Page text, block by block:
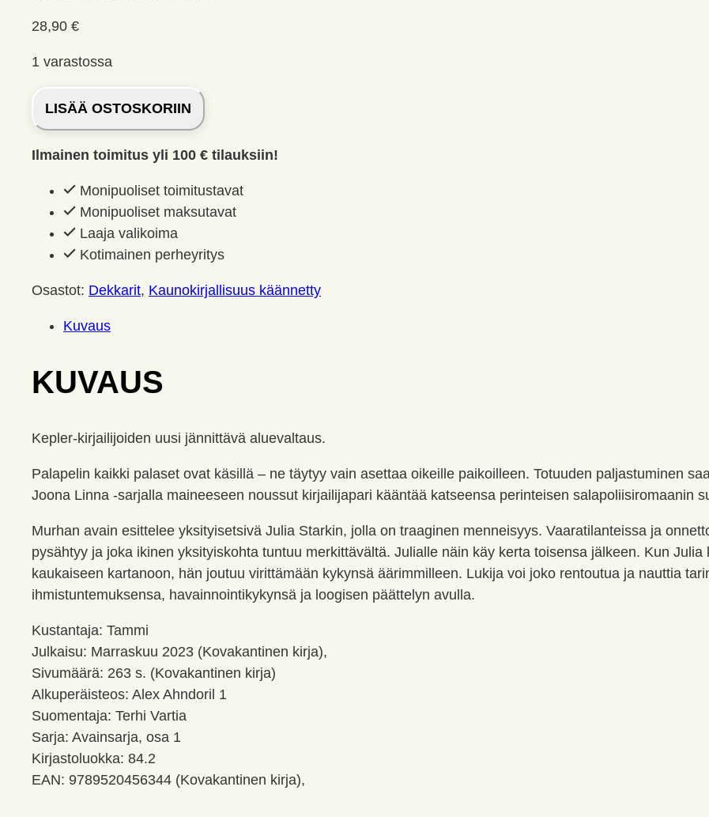
28,90 €
1 varastossa
Murhan
avain.
Alex
LISÄÄ OSTOSKORIIN
Ilmainen toimitus yli 100 € tilauksiin!
Monipuoliset toimitustavat
Monipuoliset maksutavat
Laaja valikoima
Kotimainen perheyritys
Osastot: Dekkarit, Kaunokirjallisuus käännetty
Kuvaus
KUVAUS
Kepler-kirjailijoiden uusi jännittävä aluevaltaus.
Palapelin kaikki palaset ovat käsillä – ne täytyy vain asettaa oikeille paikoilleen. Totuuden paljastuminen
Joona Linna -sarjalla maineeseen noussut kirjailijapari kääntää katseensa perinteisen salapoliisiromaanin
Murhan avain esittelee yksityisetsivä Julia Starkin, jolla on traaginen menneisyys. Vaaratilanteissa ja
pysähtyy ja joka ikinen yksityiskohta tuntuu merkittävältä. Julialle näin käy kerta toisensa jälkeen. Kun
kaukaiseen kartanoon, hän joutuu virittämään kykynsä äärimmilleen. Lukija voi joko rentoutua ja nauttia
ihmistuntemuksensa, havainnointikykynsä ja loogisen päättelyn avulla.
Kustantaja: Tammi
Julkaisu: Marraskuu 2023 (Kovakantinen kirja),
Sivumäärä: 263 s. (Kovakantinen kirja)
Alkuperäisteos: Alex Ahndoril 1
Suomentaja: Terhi Vartia
Sarja: Avainsarja, osa 1
Kirjastoluokka: 84.2
EAN: 9789520456344 (Kovakantinen kirja),